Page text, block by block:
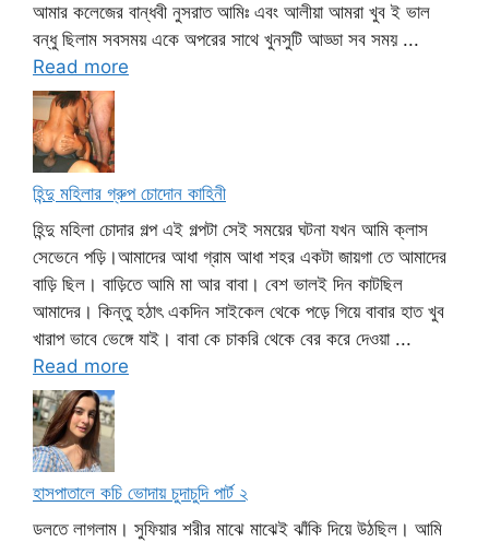
আমার কলেজের বান্ধবী নুসরাত আমিঃ এবং আলীয়া আমরা খুব ই ভাল
বন্ধু ছিলাম সবসময় একে অপরের সাথে খুনসুটি আড্ডা সব সময় ...
Read more
হিন্দু মহিলার গ্রুপ চোদোন কাহিনী
হিন্দু মহিলা চোদার গল্প এই গল্পটা সেই সময়ের ঘটনা যখন আমি ক্লাস
সেভেনে পড়ি।আমাদের আধা গ্রাম আধা শহর একটা জায়গা তে আমাদের
বাড়ি ছিল। বাড়িতে আমি মা আর বাবা। বেশ ভালই দিন কাটছিল
আমাদের। কিন্তু হঠাৎ একদিন সাইকেল থেকে পড়ে গিয়ে বাবার হাত খুব
খারাপ ভাবে ভেঙ্গে যাই। বাবা কে চাকরি থেকে বের করে দেওয়া ...
Read more
হাসপাতালে কচি ভোদায় চুদাচুদি পার্ট ২
ডলতে লাগলাম। সুফিয়ার শরীর মাঝে মাঝেই ঝাঁকি দিয়ে উঠছিল। আমি